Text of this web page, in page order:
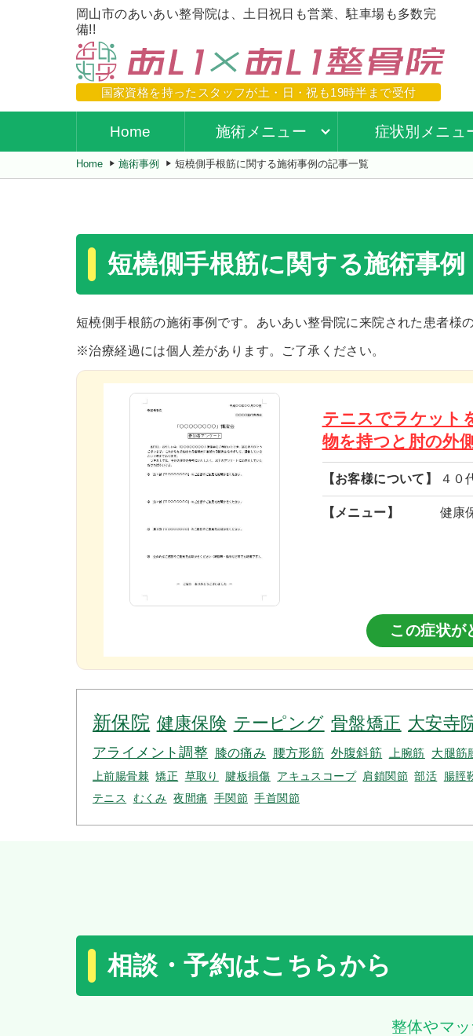
岡山市のあいあい整骨院は、土日祝日も営業、駐車場も多数完
備!!
国家資格を持ったスタッフが土・日・祝も19時半まで受付
Home 施術メニュー 症状別メニュ
Home 施術事例 短橈側手根筋に関する施術事例の記事一覧
短橈側手根筋に関する施術事例
短橈側手根筋の施術事例です。あいあい整骨院に来院された患者様
※治療経過には個人差があります。ご了承ください。
テニスでラケット
物を持つと肘の外
【お客様について】 ４０
【メニュー】 健康
この症状が
新保院 健康保険 テーピング 骨盤矯正 大安寺
アライメント調整 膝の痛み 腰方形筋 外腹斜筋 上腕筋 大腿筋
上前腸骨棘 矯正 草取り 腱板損傷 アキュスコープ 肩鎖関節 部活 腸脛
テニス
むくみ 夜間痛 手関節 手首関節
相談・予約はこちらから
整体やマ